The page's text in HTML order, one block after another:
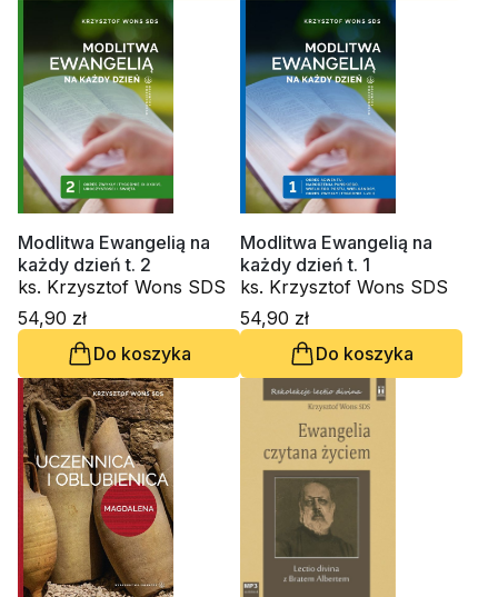
Modlitwa Ewangelią na
każdy dzień t. 2
ks. Krzysztof Wons SDS
54,90 zł
Do koszyka
Modlitwa Ewangelią na
każdy dzień t. 1
ks. Krzysztof Wons SDS
54,90 zł
Do koszyka